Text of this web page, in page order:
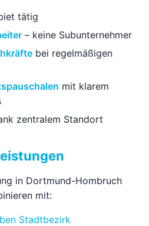
tätig
– keine Subunternehmer
bei regelmäßigen
mit klarem
zentralem Standort
in Dortmund-Hombruch
mit:
Stadtbezirk